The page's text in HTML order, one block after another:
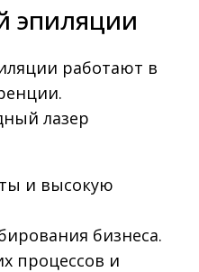
эпиляции
работают в
лазер
и высокую
бизнеса.
процессов и